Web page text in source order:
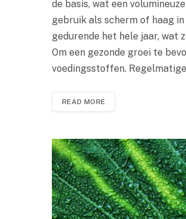
de basis, wat een
gebruik als scherm of haag
gedurende het hele jaar, wat
Om een gezonde groei te
voedingsstoffen.
READ MORE